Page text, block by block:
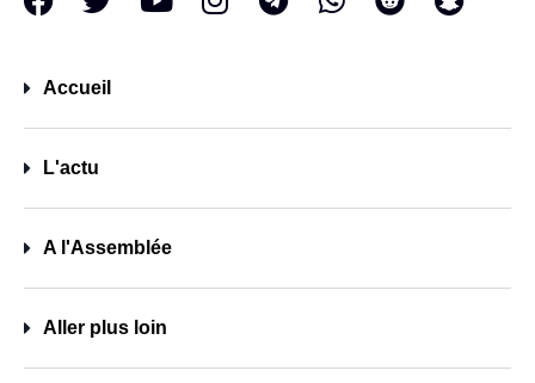
Accueil
L'actu
A l'Assemblée
Aller plus loin